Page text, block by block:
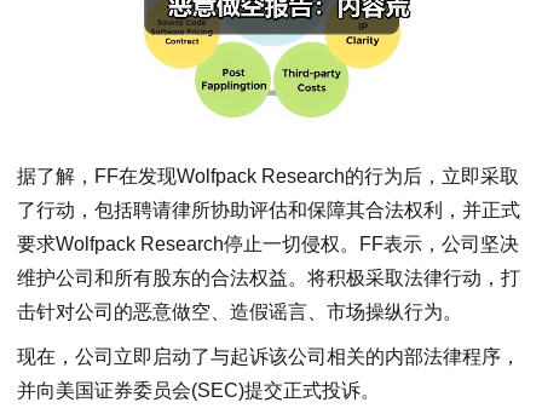
据了解，FF在发现Wolfpack Research的行为后，立即采取
了行动，包括聘请律所协助评估和保障其合法权利，并正式
要求Wolfpack Research停止一切侵权。FF表示，公司坚决
维护公司和所有股东的合法权益。将积极采取法律行动，打
击针对公司的恶意做空、造假谣言、市场操纵行为。
现在，公司立即启动了与起诉该公司相关的内部法律程序，
并向美国证券委员会(SEC)提交正式投诉。